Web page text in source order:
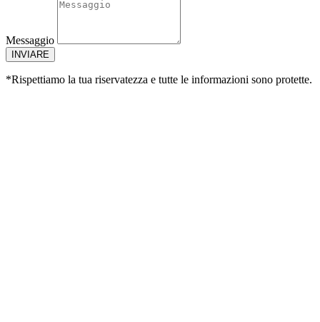
Messaggio
INVIARE
*Rispettiamo la tua riservatezza e tutte le informazioni sono protette.